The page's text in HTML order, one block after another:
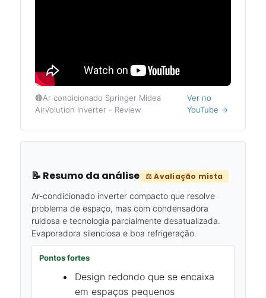
🔴Ar condicionado Springer Midea
Airvolution Inverter - Review
Ver no
YouTube →
📝 Resumo da análise ⚖️ Avaliação mista
Ar-condicionado inverter compacto que resolve
problema de espaço, mas com condensadora
ruidosa e tecnologia parcialmente desatualizada.
Evaporadora silenciosa e boa refrigeração.
Pontos fortes
Design redondo que se encaixa
em espaços pequenos